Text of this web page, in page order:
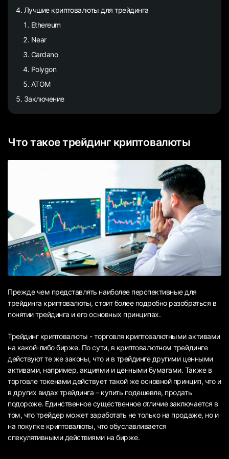
Лучшие криптовалюты для трейдинга
Ethereum
Near
Cardano
Polygon
ATOM
Заключение
Что такое трейдинг криптовалюты
Прежде чем представлять наиболее перспективные для
трейдинга криптовалюты, стоит более подробно разобраться в
понятии трейдинга и его основных принципах.
Трейдинг криптовалюты - торговля криптовалютными активами
на какой-либо бирже. По сути, в криптовалютном трейдинге
действуют те же законы, что и в трейдинге другими ценными
активами, например, акциями и ценными бумагами. Также в
торговле токенами действует такой же основной принцип, что и
в других видах трейдинга – купить подешевле, продать
подороже. Единственное существенное отличие заключается в
том, что трейдер может заработать не только на продаже, но и
на покупке криптовалюты, что обуславливается
спекулятивными действиями на бирже.